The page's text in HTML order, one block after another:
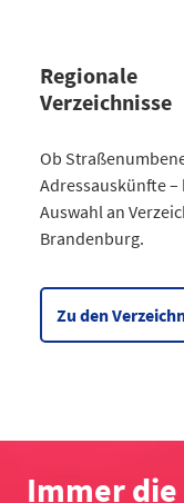
Regionale
Verzeichnisse
Kategorie
2013
7
2014
8
2015
8
2022
2
Ob
Adressauskünfte
Auswahl an
Brandenburg.
Zu den
Immer